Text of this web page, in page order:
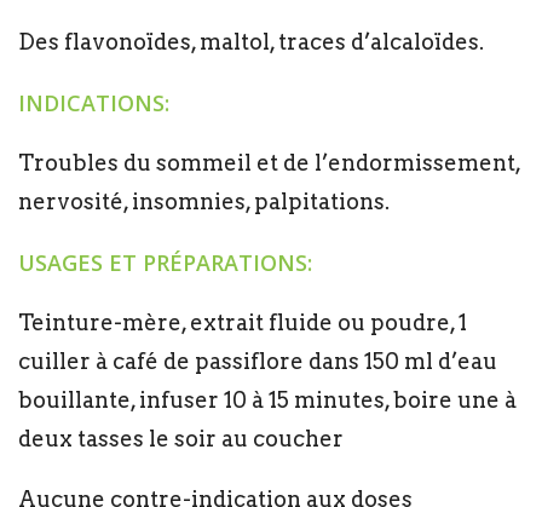
Des flavonoïdes, maltol, traces d’alcaloïdes.
INDICATIONS:
Troubles du sommeil et de l’endormissement,
nervosité, insomnies, palpitations.
USAGES ET PRÉPARATIONS:
Teinture-mère, extrait fluide ou poudre, 1
cuiller à café de passiflore dans 150 ml d’eau
bouillante, infuser 10 à 15 minutes, boire une à
deux tasses le soir au coucher
Aucune contre-indication aux doses